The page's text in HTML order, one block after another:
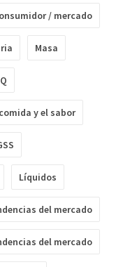
/ mercado
Masa
y el sabor
Líquidos
del mercado
del mercado